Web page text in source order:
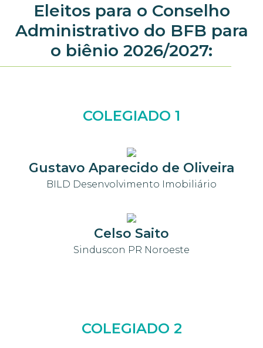
Eleitos para o Conselho
Administrativo do BFB para
o biênio 2026/2027:
COLEGIADO 1
Gustavo Aparecido de Oliveira
BILD Desenvolvimento Imobiliário
Celso Saito
Sinduscon PR Noroeste
COLEGIADO 2